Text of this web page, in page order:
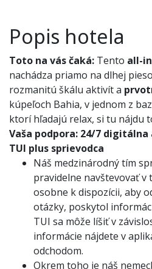
Popis hotela
Toto na vás čaká: Tento all-
nachádza priamo na dlhej
rozmanitú škálu aktivít a
kúpeľoch Bahia, v jednom z
ktorí hľadajú relax, si tu nájdu
Vaša podpora: 24/7 digitálna
TUI plus sprievodca
Náš medzinárodný tím
pravidelne navštevovať v
osobne k dispozícii, aby
otázky, poskytol
TUI sa môže líšiť v
informácie nájdete v
odchodom.
Okrem toho je náš